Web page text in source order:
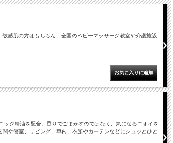
感肌の方はもちろん、全国のベビーマッサージ教室や介護施設
ク精油を配合。香りでごまかすのではなく、気になるニオイを
や寝室、リビング、車内、衣類やカーテンなどにシュッとひと